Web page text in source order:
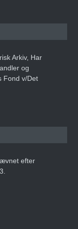
Arkiv, Har
og
Fond v/Det
efter